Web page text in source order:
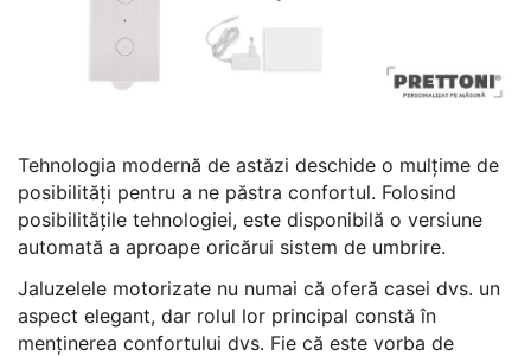
Tehnologia modernă de astăzi deschide o mulțime de
posibilități pentru a ne păstra confortul. Folosind
posibilitățile tehnologiei, este disponibilă o versiune
automată a aproape oricărui sistem de umbrire.
Jaluzelele motorizate nu numai că oferă casei dvs. un
aspect elegant, dar rolul lor principal constă în
menținerea confortului dvs. Fie că este vorba de